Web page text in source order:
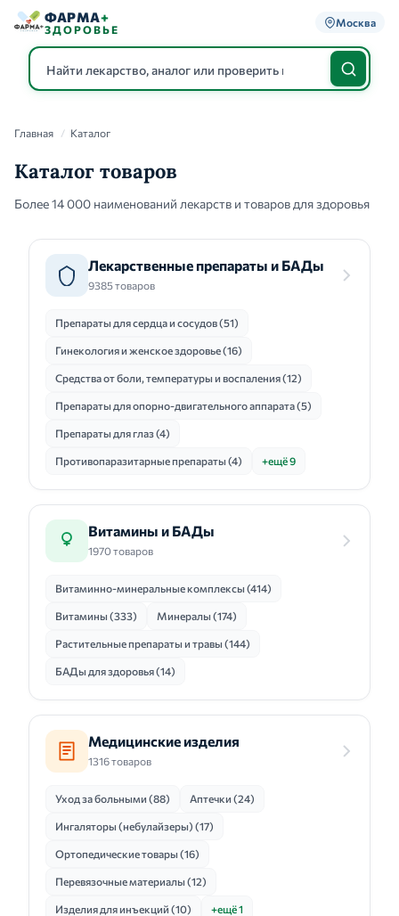
ФАРМА+
ЗДОРОВЬЕ
Москва
Каталог
Главная / Каталог
Каталог товаров
Более 14 000 наименований лекарств и товаров для здоровья
Лекарственные препараты и БАДы
9385 товаров
Препараты для сердца и сосудов (51)
Гинекология и женское здоровье (16)
Средства от боли, температуры и воспаления (12)
Препараты для опорно-двигательного аппарата (5)
Препараты для глаз (4)
Противопаразитарные препараты (4) +ещё 9
Витамины и БАДы
1970 товаров
Витаминно-минеральные комплексы (414)
Витамины (333) Минералы (174)
Растительные препараты и травы (144)
БАДы для здоровья (14)
Медицинские изделия
1316 товаров
Уход за больными (88) Аптечки (24)
Ингаляторы (небулайзеры) (17)
Ортопедические товары (16)
Перевязочные материалы (12)
Изделия для инъекций (10) +ещё 1